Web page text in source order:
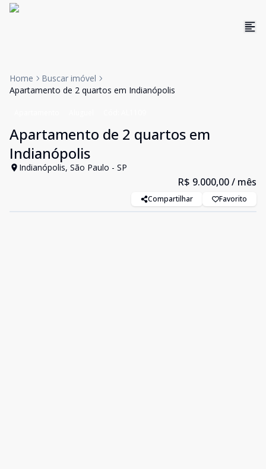
Home
Buscar imóvel
Apartamento de 2 quartos em Indianópolis
Apartamento de 2 quartos em
Indianópolis
Indianópolis, São Paulo - SP
R$ 9.000,00/ mês
Compartilhar Favorito